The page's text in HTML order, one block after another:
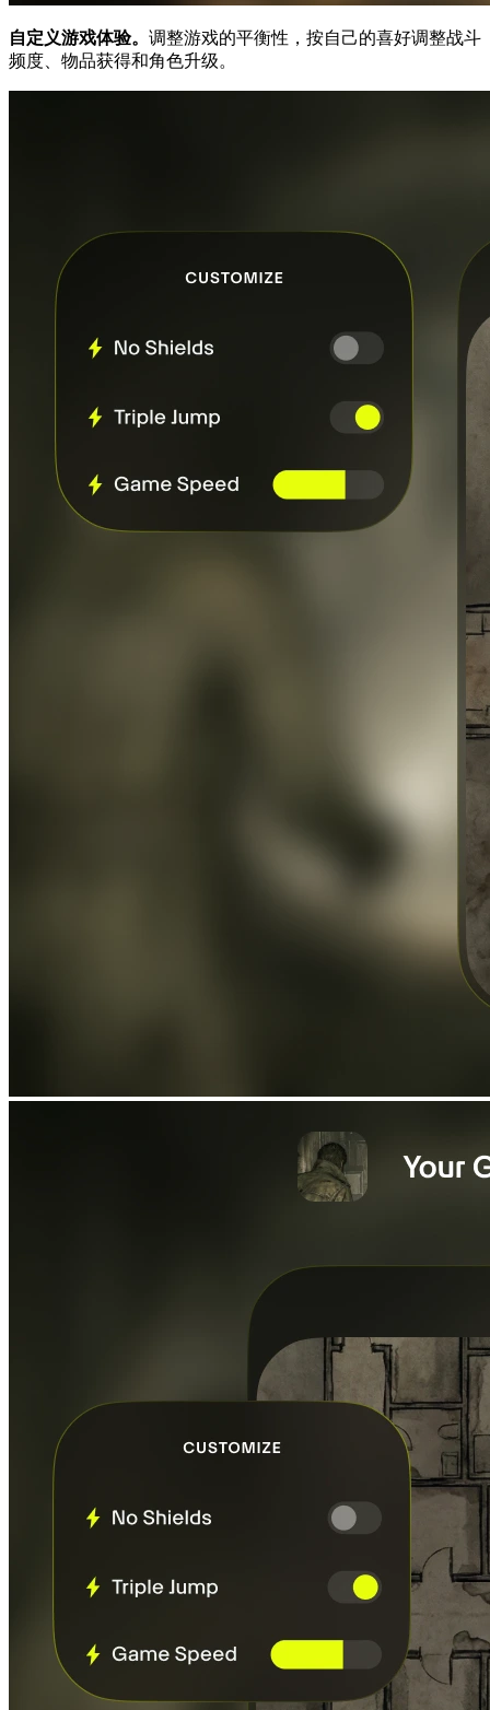
自定义游戏体验。 调整游戏的平衡性，按自己的喜好调整战斗
频度、物品获得和角色升级。